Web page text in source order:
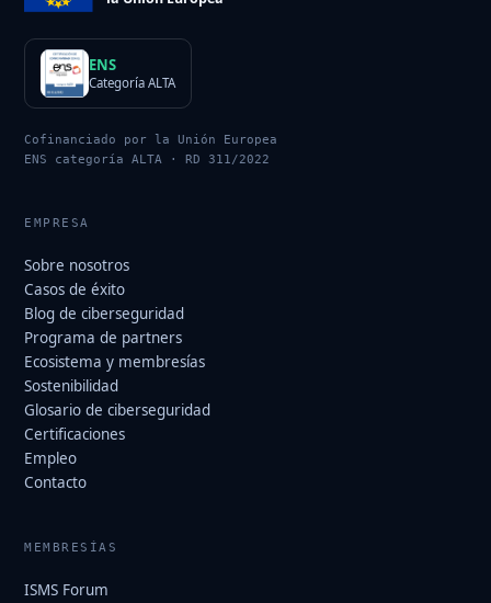
ENS
Categoría ALTA
Cofinanciado por la Unión Europea
ENS categoría ALTA · RD 311/2022
EMPRESA
Sobre nosotros
Casos de éxito
Blog de ciberseguridad
Programa de partners
Ecosistema y membresías
Sostenibilidad
Glosario de ciberseguridad
Certificaciones
Empleo
Contacto
MEMBRESÍAS
ISMS Forum